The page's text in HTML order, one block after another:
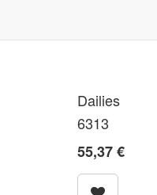
Dailies
6313
55,37€